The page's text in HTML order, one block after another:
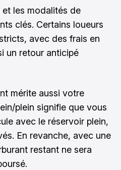
les modalités de
clés. Certains loueurs
avec des frais en
un retour anticipé
mérite aussi votre
plein signifie que vous
avec le réservoir plein,
En revanche, avec une
restant ne sera